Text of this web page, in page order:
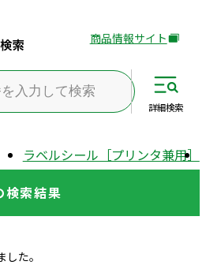
外
サ
別
ン
商品情報サイト
ラベルシール［プリンタ兼用］
詳細検索
検索結果
た。